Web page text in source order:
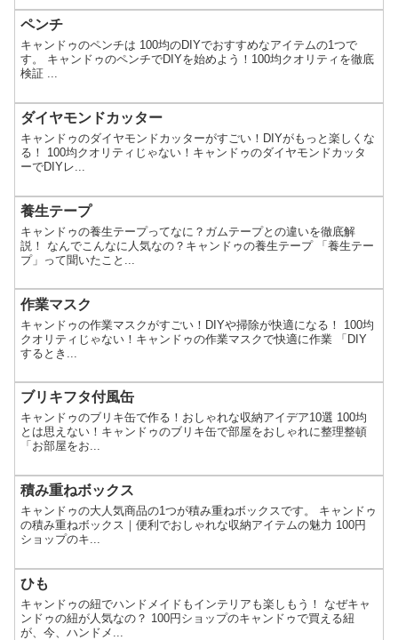
ペンチ
キャンドゥのペンチは 100均のDIYでおすすめなアイテムの1つで
す。 キャンドゥのペンチでDIYを始めよう！100均クオリティを徹底
検証 ...
ダイヤモンドカッター
キャンドゥのダイヤモンドカッターがすごい！DIYがもっと楽しくな
る！ 100均クオリティじゃない！キャンドゥのダイヤモンドカッタ
ーでDIYレ...
養生テープ
キャンドゥの養生テープってなに？ガムテープとの違いを徹底解
説！ なんでこんなに人気なの？キャンドゥの養生テープ 「養生テー
プ」って聞いたこと...
作業マスク
キャンドゥの作業マスクがすごい！DIYや掃除が快適になる！ 100均
クオリティじゃない！キャンドゥの作業マスクで快適に作業 「DIY
するとき...
ブリキフタ付風缶
キャンドゥのブリキ缶で作る！おしゃれな収納アイデア10選 100均
とは思えない！キャンドゥのブリキ缶で部屋をおしゃれに整理整頓
「お部屋をお...
積み重ねボックス
キャンドゥの大人気商品の1つが積み重ねボックスです。 キャンドゥ
の積み重ねボックス｜便利でおしゃれな収納アイテムの魅力 100円
ショップのキ...
ひも
キャンドゥの紐でハンドメイドもインテリアも楽しもう！ なぜキャ
ンドゥの紐が人気なの？ 100円ショップのキャンドゥで買える紐
が、今、ハンドメ...